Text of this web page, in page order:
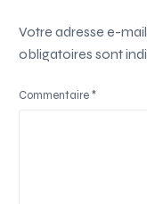
Votre adresse e-
obligatoires sont
Commentaire*